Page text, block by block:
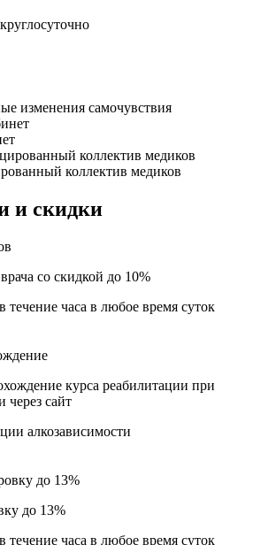
изменения самочувствия
коллектив медиков
и скидки
со скидкой до 10%
течение часа в любое время суток
курса реабилитации при
через сайт
алкозависимости
до 13%
течение часа в любое время суток